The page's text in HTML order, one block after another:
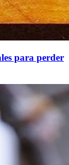
para perder